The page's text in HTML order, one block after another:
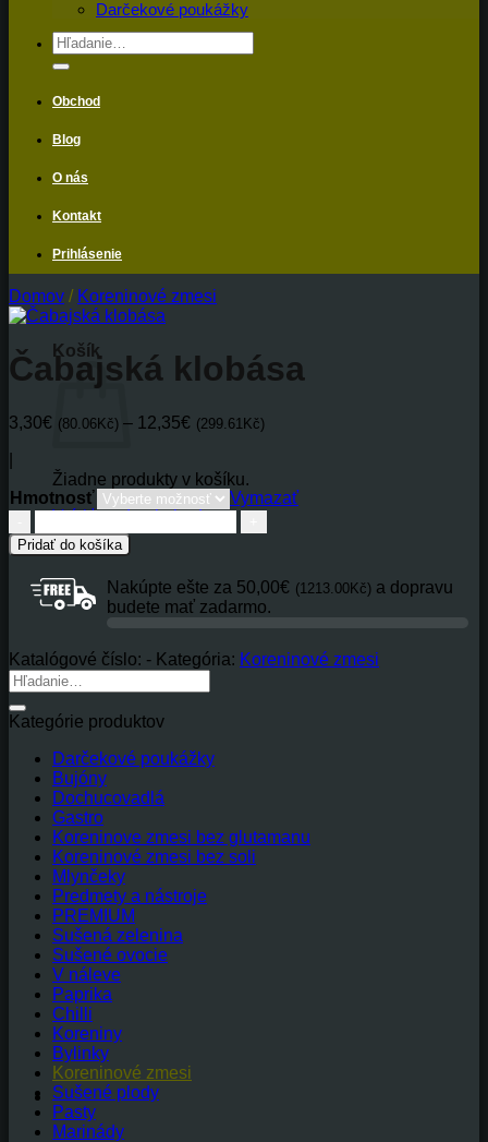
Košík
Žiadne produkty v košíku.
Vrátiť sa do obchodu
Darčekové poukážky
Hľadať:
Obchod
Blog
O nás
Kontakt
Prihlásenie
Domov / Koreninové zmesi
Čabajská klobása
3,30€ (80.06Kč) – 12,35€ (299.61Kč)Price
12,35€(299.61Kč)
Hmotnosť
Vymazať
Čabajská
klobása
Pridať do košíka
Nakúpte ešte za 50,00€ (1213.00Kč) a dopravu
budete mať zadarmo.
Katalógové číslo: - Kategória: Koreninové zmesi
Hľadať:
Kategórie produktov
Darčekové poukážky
Bujóny
Dochucovadlá
Gastro
Koreninove zmesi bez glutamanu
Koreninové zmesi bez soli
Mlynčeky
Predmety a nástroje
PREMIUM
Sušená zelenina
Sušené ovocie
V náleve
Paprika
Chilli
Koreniny
Bylinky
Koreninové zmesi
Sušené plody
Pasty
Marinády